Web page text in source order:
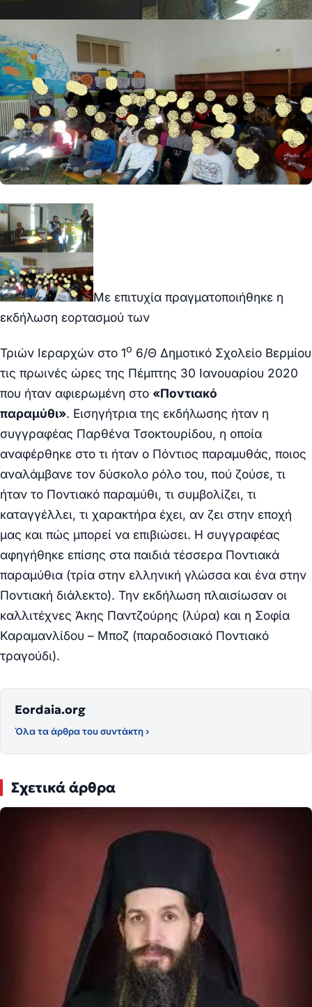
Με επιτυχία πραγματοποιήθηκε η
εκδήλωση εορτασμού των
Τριών Ιεραρχών στο 1ο 6/Θ Δημοτικό Σχολείο Βερμίου
τις πρωινές ώρες της Πέμπτης 30 Ιανουαρίου 2020
που ήταν αφιερωμένη στο «Ποντιακό
παραμύθι». Εισηγήτρια της εκδήλωσης ήταν η
συγγραφέας Παρθένα Τσοκτουρίδου, η οποία
αναφέρθηκε στο τι ήταν ο Πόντιος παραμυθάς, ποιος
αναλάμβανε τον δύσκολο ρόλο του, πού ζούσε, τι
ήταν το Ποντιακό παραμύθι, τι συμβολίζει, τι
καταγγέλλει, τι χαρακτήρα έχει, αν ζει στην εποχή
μας και πώς μπορεί να επιβιώσει. Η συγγραφέας
αφηγήθηκε επίσης στα παιδιά τέσσερα Ποντιακά
παραμύθια (τρία στην ελληνική γλώσσα και ένα στην
Ποντιακή διάλεκτο). Την εκδήλωση πλαισίωσαν οι
καλλιτέχνες Άκης Παντζούρης (λύρα) και η Σοφία
Καραμανλίδου – Μποζ (παραδοσιακό Ποντιακό
τραγούδι).
Eordaia.org
Όλα τα άρθρα του συντάκτη ›
Σχετικά άρθρα